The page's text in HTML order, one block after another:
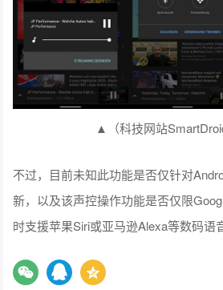
▲（科技网站
不过，目前未知此功能是否仅针对
新，以及该声控操作功能是否仅限
时支援苹果Siri或亚马逊Alexa等数码语